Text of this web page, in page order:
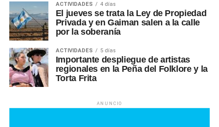
ACTIVIDADES 4 días
El jueves se trata la Ley de Propiedad
Privada y en Gaiman salen a la calle
por la soberanía
ACTIVIDADES 5 días
Importante despliegue de artistas
regionales en la Peña del Folklore y la
Torta Frita
ANUNCIO